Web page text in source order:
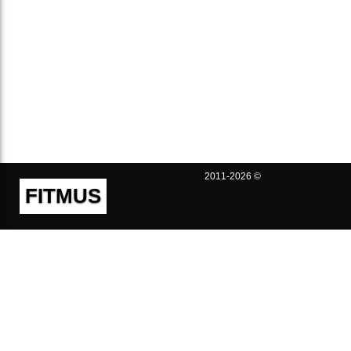
FITMUS
2011-2026 ©